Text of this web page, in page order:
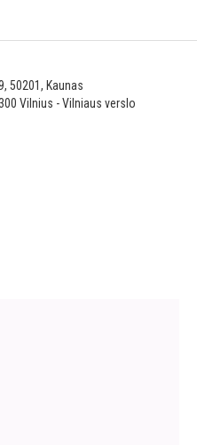
50201, Kaunas
Vilnius - Vilniaus verslo